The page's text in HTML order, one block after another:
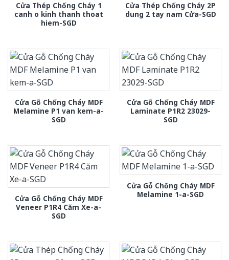
Cửa Thép Chống Cháy 1
canh o kinh thanh thoat
hiem-SGD
Cửa Thép Chống Cháy 2P
dung 2 tay nam Cửa-SGD
Cửa Gỗ Chống Cháy MDF
Melamine P1 van kem-a-
SGD
Cửa Gỗ Chống Cháy MDF
Laminate P1R2 23029-
SGD
Cửa Gỗ Chống Cháy MDF
Veneer P1R4 Căm Xe-a-
SGD
Cửa Gỗ Chống Cháy MDF
Melamine 1-a-SGD